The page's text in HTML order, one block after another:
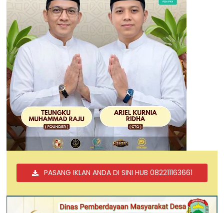
PASANG IKLAN ANDA DI SINI HUB 082211163661